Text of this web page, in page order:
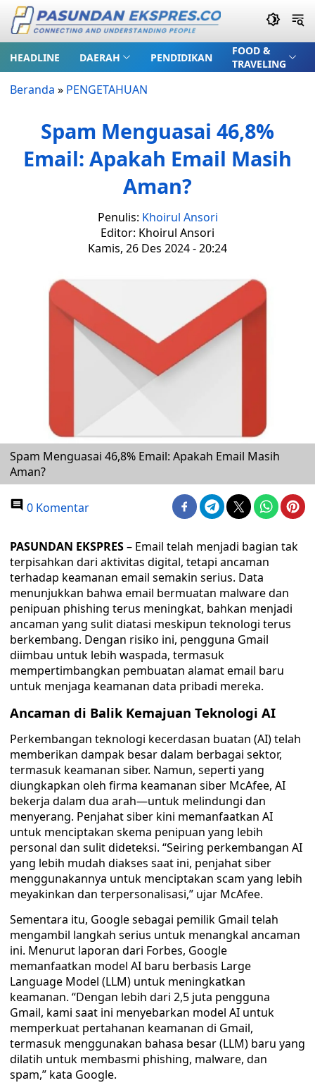
HEADLINE DAERAH PENDIDIKAN
FOOD &
TRAVELING
Beranda » PENGETAHUAN
Spam Menguasai 46,8%
Email: Apakah Email Masih
Aman?
Penulis: Khoirul Ansori
Editor: Khoirul Ansori
Kamis, 26 Des 2024 - 20:24
Spam Menguasai 46,8% Email: Apakah Email Masih
Aman?
0 Komentar
PASUNDAN EKSPRES– Email telah menjadi bagian tak
terpisahkan dari aktivitas digital, tetapi ancaman
terhadap keamanan email semakin serius. Data
menunjukkan bahwa email bermuatan malware dan
penipuan phishing terus meningkat, bahkan menjadi
ancaman yang sulit diatasi meskipun teknologi terus
berkembang. Dengan risiko ini, pengguna Gmail
diimbau untuk lebih waspada, termasuk
mempertimbangkan pembuatan alamat email baru
untuk menjaga keamanan data pribadi mereka.
Ancaman di Balik Kemajuan Teknologi AI
Perkembangan teknologi kecerdasan buatan (AI) telah
memberikan dampak besar dalam berbagai sektor,
termasuk keamanan siber. Namun, seperti yang
diungkapkan oleh firma keamanan siber McAfee, AI
bekerja dalam dua arah—untuk melindungi dan
menyerang. Penjahat siber kini memanfaatkan AI
untuk menciptakan skema penipuan yang lebih
personal dan sulit dideteksi. “Seiring perkembangan AI
yang lebih mudah diakses saat ini, penjahat siber
menggunakannya untuk menciptakan scam yang lebih
meyakinkan dan terpersonalisasi,” ujar McAfee.
Sementara itu, Google sebagai pemilik Gmail telah
mengambil langkah serius untuk menangkal ancaman
ini. Menurut laporan dari Forbes, Google
memanfaatkan model AI baru berbasis Large
Language Model (LLM) untuk meningkatkan
keamanan. “Dengan lebih dari 2,5 juta pengguna
Gmail, kami saat ini menyebarkan model AI untuk
memperkuat pertahanan keamanan di Gmail,
termasuk menggunakan bahasa besar (LLM) baru yang
dilatih untuk membasmi phishing, malware, dan
spam,” kata Google.